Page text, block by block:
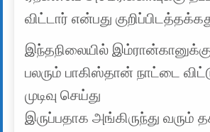
விட்டார் என்பது
இந்தநிலையில்
பலரும் பாகிஸ்தான் நாட்டை
முடிவு செய்து
இருப்பதாக அங்கிருந்து வரும்